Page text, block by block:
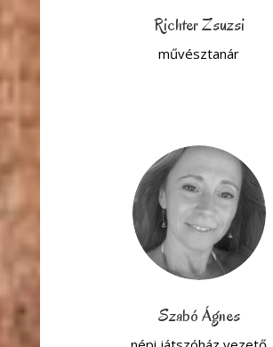
Richter Zsuzsi
művésztanár
Szabó Ágnes